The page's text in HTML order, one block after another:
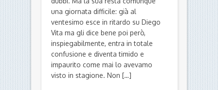
una giornata difficile: già al
ventesimo esce in ritardo su Diego
Vita ma gli dice bene poi però,
inspiegabilmente, entra in totale
confusione e diventa timido e
impaurito come mai lo avevamo
visto in stagione. Non […]